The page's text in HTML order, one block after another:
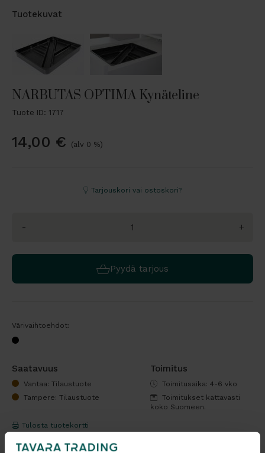
Tuotekuvat
NARBUTAS OPTIMA Kynäteline
Tuote ID: 1717
14,00 € (alv 0 %)
Tarjouskori vai ostoskori?
- +
Pyydä tarjous
Värivaihtoehdot:
Saatavuus
Vantaa: Tilaustuote
Tampere: Tilaustuote
Toimitus
Toimitusaika: 4-6 vko
Toimitukset kattavasti
koko Suomeen.
Tulosta tuotekortti